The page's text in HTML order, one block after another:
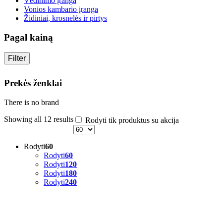
Vonios kambario įranga
Židiniai, krosnelės ir pirtys
Pagal kainą
Filter
Prekės ženklai
There is no brand
Showing all 12 results
Rodyti tik produktus su akcija
Rodyti60
Rodyti60
Rodyti120
Rodyti180
Rodyti240